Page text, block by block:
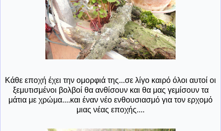
Κάθε εποχή έχει την ομορφιά της...σε λίγο καιρό όλοι αυτοί οι
ξεμυτισμένοι βολβοί θα ανθίσουν και θα μας γεμίσουν τα
μάτια με χρώμα....και έναν νέο ενθουσιασμό για τον ερχομό
μιας νέας εποχής....